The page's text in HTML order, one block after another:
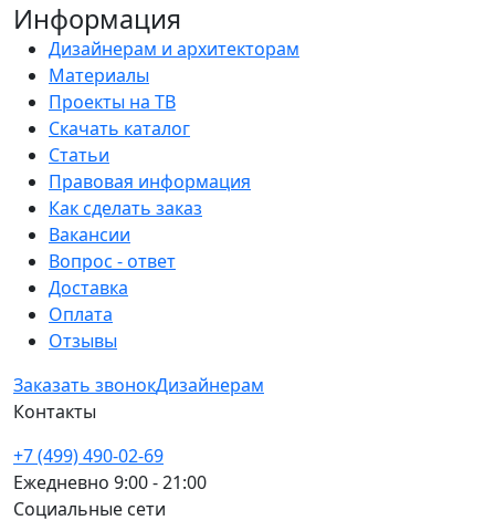
Информация
Дизайнерам и архитекторам
Материалы
Проекты на ТВ
Скачать каталог
Статьи
Правовая информация
Как сделать заказ
Вакансии
Вопрос - ответ
Доставка
Оплата
Отзывы
Заказать звонокДизайнерам
Контакты
+7 (499) 490-02-69
Ежедневно 9:00 - 21:00
Социальные сети